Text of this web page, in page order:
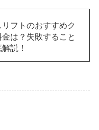
フトのおすすめク
は？失敗すること
説！